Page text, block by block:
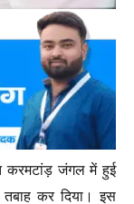
करमटांड़ जंगल में हुई
तबाह कर दिया। इस